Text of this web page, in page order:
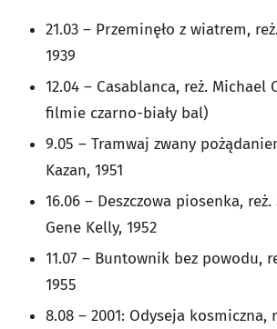
21.03 – Przeminęło z wiatrem,
1939
12.04 – Casablanca, reż. Michael
filmie czarno-biały bal)
9.05 – Tramwaj zwany
Kazan, 1951
16.06 – Deszczowa piosenka,
Gene Kelly, 1952
11.07 – Buntownik bez powodu,
1955
8.08 – 2001: Odyseja kosmiczna,